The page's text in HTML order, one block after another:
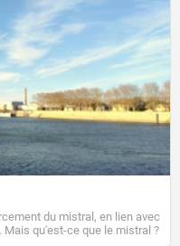
du mistral, en lien avec
qu'est-ce que le mistral ?